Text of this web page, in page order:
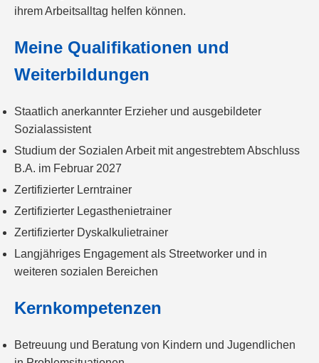
ihrem Arbeitsalltag helfen können.
Meine Qualifikationen und
Weiterbildungen
Staatlich anerkannter Erzieher und ausgebildeter
Sozialassistent
Studium der Sozialen Arbeit mit angestrebtem Abschluss
B.A. im Februar 2027
Zertifizierter Lerntrainer
Zertifizierter Legasthenietrainer
Zertifizierter Dyskalkulietrainer
Langjähriges Engagement als Streetworker und in
weiteren sozialen Bereichen
Kernkompetenzen
Betreuung und Beratung von Kindern und Jugendlichen